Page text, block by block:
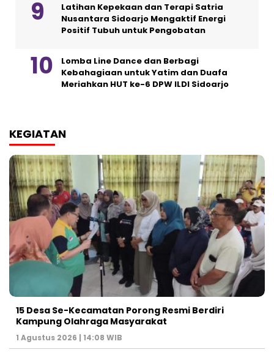
Latihan Kepekaan dan Terapi Satria
Nusantara Sidoarjo Mengaktif Energi
Positif Tubuh untuk Pengobatan
Lomba Line Dance dan Berbagi
Kebahagiaan untuk Yatim dan Duafa
Meriahkan HUT ke-6 DPW ILDI Sidoarjo
KEGIATAN
15 Desa Se-Kecamatan Porong Resmi Berdiri
Kampung Olahraga Masyarakat
1 Agustus 2026 | 14:08 WIB